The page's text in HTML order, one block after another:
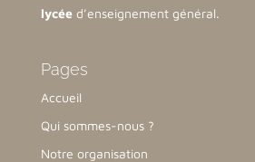
lycéed’enseignement général.
Pages
Accueil
Qui sommes-nous ?
Notre organisation